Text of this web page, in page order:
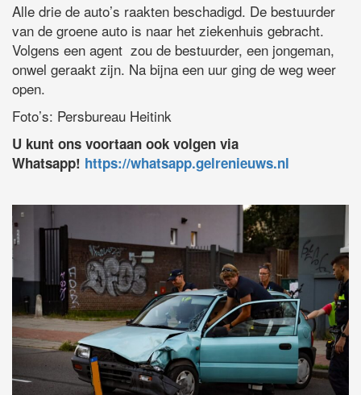
Alle drie de auto’s raakten beschadigd. De bestuurder
van de groene auto is naar het ziekenhuis gebracht.
Volgens een agent zou de bestuurder, een jongeman,
onwel geraakt zijn. Na bijna een uur ging de weg weer
open.
Foto’s: Persbureau Heitink
U kunt ons voortaan ook volgen via
Whatsapp! https://whatsapp.gelrenieuws.nl